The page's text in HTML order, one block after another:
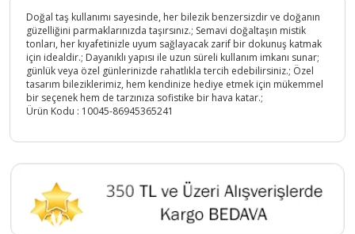
Doğal taş kullanımı sayesinde, her bilezik benzersizdir ve doğanın
güzelliğini parmaklarınızda taşırsınız.; Semavi doğaltaşın mistik
tonları, her kıyafetinizle uyum sağlayacak zarif bir dokunuş katmak
için idealdir.; Dayanıklı yapısı ile uzun süreli kullanım imkanı sunar;
günlük veya özel günlerinizde rahatlıkla tercih edebilirsiniz.; Özel
tasarım bileziklerimiz, hem kendinize hediye etmek için mükemmel
bir seçenek hem de tarzınıza sofistike bir hava katar.;
Ürün Kodu : 10045-86945365241